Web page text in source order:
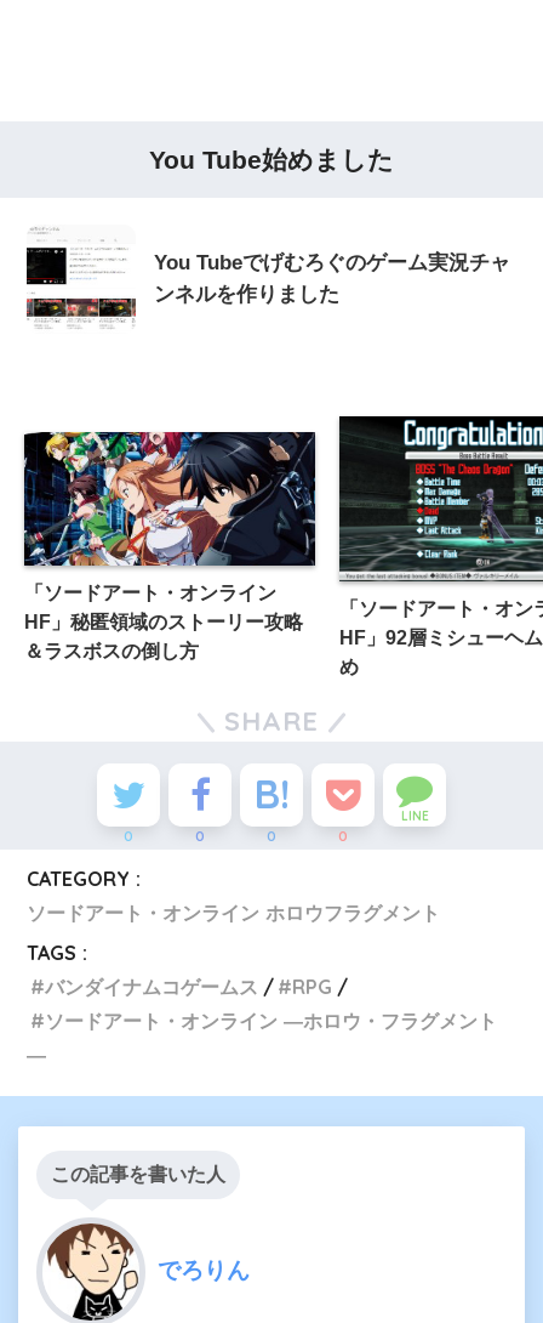
You Tube始めました
You Tubeでげむろぐのゲーム実況チャ
ンネルを作りました
「ソードアート・オンライン
HF」秘匿領域のストーリー攻略
＆ラスボスの倒し方
「ソードアート・オン
HF」92層ミシューヘ
め
SHARE
0 0 0 0
LINE
CATEGORY :
ソードアート・オンライン ホロウフラグメント
TAGS :
バンダイナムコゲームス
RPG
ソードアート・オンライン ―ホロウ・フラグメント
―
この記事を書いた人
でろりん